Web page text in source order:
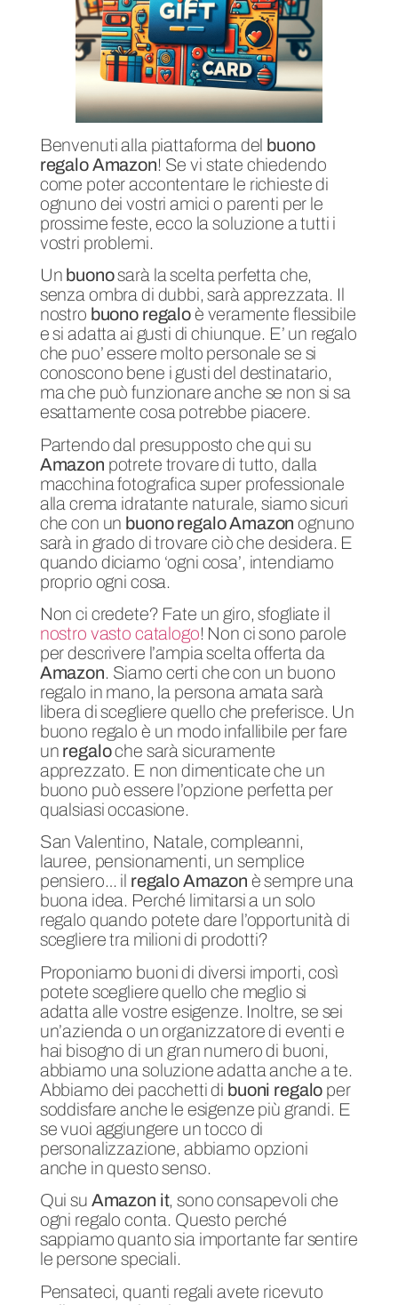
Benvenuti alla piattaforma del buono
regalo Amazon! Se vi state chiedendo
come poter accontentare le richieste di
ognuno dei vostri amici o parenti per le
prossime feste, ecco la soluzione a tutti i
vostri problemi.
Un buonosarà la scelta perfetta che,
senza ombra di dubbi, sarà apprezzata. Il
nostro buono regaloè veramente flessibile
e si adatta ai gusti di chiunque. E’ un regalo
che puo’ essere molto personale se si
conoscono bene i gusti del destinatario,
ma che può funzionare anche se non si sa
esattamente cosa potrebbe piacere.
Partendo dal presupposto che qui su
Amazon potrete trovare di tutto, dalla
macchina fotografica super professionale
alla crema idratante naturale, siamo sicuri
che con un buono regalo Amazon ognuno
sarà in grado di trovare ciò che desidera. E
quando diciamo ‘ogni cosa’, intendiamo
proprio ogni cosa.
Non ci credete? Fate un giro, sfogliate il
nostro vasto catalogo! Non ci sono parole
per descrivere l’ampia scelta offerta da
Amazon. Siamo certi che con un buono
regalo in mano, la persona amata sarà
libera di scegliere quello che preferisce. Un
buono regalo è un modo infallibile per fare
un regaloche sarà sicuramente
apprezzato. E non dimenticate che un
buono può essere l’opzione perfetta per
qualsiasi occasione.
San Valentino, Natale, compleanni,
lauree, pensionamenti, un semplice
pensiero… il regalo Amazon è sempre una
buona idea. Perché limitarsi a un solo
regalo quando potete dare l’opportunità di
scegliere tra milioni di prodotti?
Proponiamo buoni di diversi importi, così
potete scegliere quello che meglio si
adatta alle vostre esigenze. Inoltre, se sei
un’azienda o un organizzatore di eventi e
hai bisogno di un gran numero di buoni,
abbiamo una soluzione adatta anche a te.
Abbiamo dei pacchetti di buoni regalo per
soddisfare anche le esigenze più grandi. E
se vuoi aggiungere un tocco di
personalizzazione, abbiamo opzioni
anche in questo senso.
Qui su Amazon it, sono consapevoli che
ogni regalo conta. Questo perché
sappiamo quanto sia importante far sentire
le persone speciali.
Pensateci, quanti regali avete ricevuto